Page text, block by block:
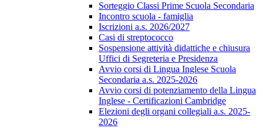
Sorteggio Classi Prime Scuola Secondaria
Incontro scuola - famiglia
Iscrizioni a.s. 2026/2027
Casi di streptococco
Sospensione attività didattiche e chiusura
Uffici di Segreteria e Presidenza
Avvio corsi di Lingua Inglese Scuola
Secondaria a.s. 2025-2026
Avvio corsi di potenziamento della Lingua
Inglese - Certificazioni Cambridge
Elezioni degli organi collegiali a.s. 2025-
2026